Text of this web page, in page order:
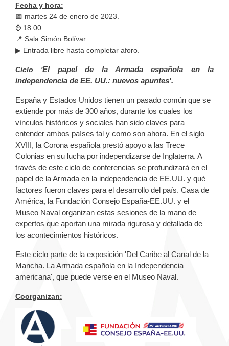
Fecha y hora:
📅 martes 24 de enero de 2023.
⌚ 18:00.
📍 Sala Simón Bolívar.
▶ Entrada libre hasta completar aforo.
Ciclo 'El papel de la Armada española en la
independencia de EE. UU.: nuevos apuntes'.
España y Estados Unidos tienen un pasado común que se
extiende por más de 300 años, durante los cuales los
vínculos históricos y sociales han sido claves para
entender ambos países tal y como son ahora. En el siglo
XVIII, la Corona española prestó apoyo a las Trece
Colonias en su lucha por independizarse de Inglaterra. A
través de este ciclo de conferencias se profundizará en el
papel de la Armada en la independencia de EE.UU. y qué
factores fueron claves para el desarrollo del país. Casa de
América, la Fundación Consejo España-EE.UU. y el
Museo Naval organizan estas sesiones de la mano de
expertos que aportan una mirada rigurosa y detallada de
los acontecimientos históricos.
Este ciclo parte de la exposición 'Del Caribe al Canal de la
Mancha. La Armada española en la Independencia
americana', que puede verse en el Museo Naval.
Coorganizan: